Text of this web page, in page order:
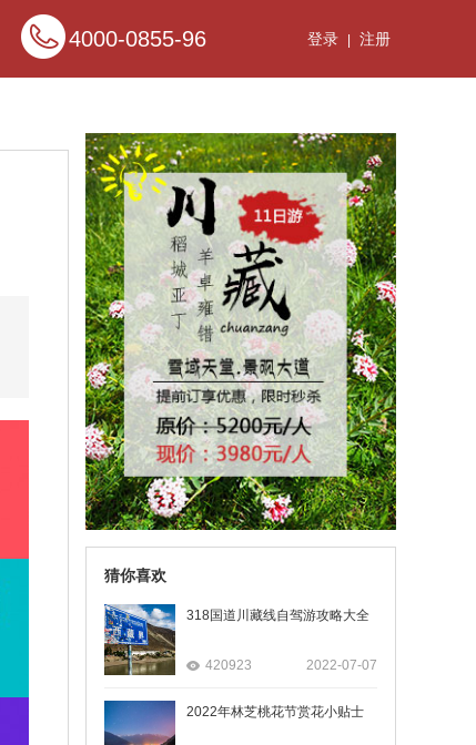
4000-0855-96 登录 注册
猜你喜欢
318国道川藏线自驾游攻略大全
420923 2022-07-07
2022年林芝桃花节赏花小贴士